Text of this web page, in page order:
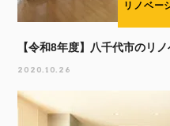
リノベー
【令和8年度】八千代市のリ
2020.10.26